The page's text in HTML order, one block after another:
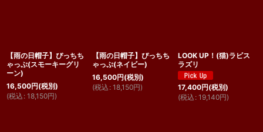
【雨の日帽子】ぴっちち
ゃっぷ(スモーキーグリ
ーン)
16,500円(税別)
(税込 : 18,150円)
【雨の日帽子】ぴっちち
ゃっぷ(ネイビー)
16,500円(税別)
(税込 : 18,150円)
LOOK UP！(猫)ラピス
ラズリ
17,400円(税別)
(税込 : 19,140円)